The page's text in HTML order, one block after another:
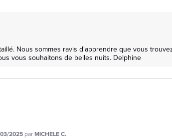
Nous sommes ravis d'apprendre que vous
vous souhaitons de belles nuits. Delphine
2025 parMICHELE C.